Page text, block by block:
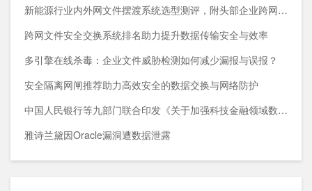
新能源行业内外网文件摆渡系统选型测评，附头部企业跨网部署案例
跨网文件安全交换系统排名助力提升数据传输安全与效率
多引擎在线杀毒：企业文件威胁检测如何减少漏报与误报？
安全隔离网闸推荐助力高效安全的数据交换与网络防护
中国人民银行等九部门联合印发《关于加强科技金融领域数据开发利用的通知》
雅诗兰黛因Oracle漏洞遭数据泄露